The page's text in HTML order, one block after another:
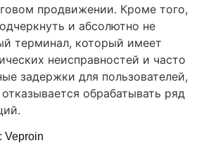
продвижении. Кроме того,
и абсолютно не
терминал, который имеет
неисправностей и часто
задержки для пользователей,
обрабатывать ряд
Veproin